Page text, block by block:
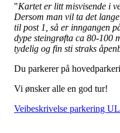
"Kartet er litt misvisende i
Dersom man vil ta det
til post 1, så er inngangen
dype steingrøfta ca 80-100
tydelig og fin sti straks
Du parkerer på
Vi ønsker alle en god tur!
Veibeskrivelse parkering